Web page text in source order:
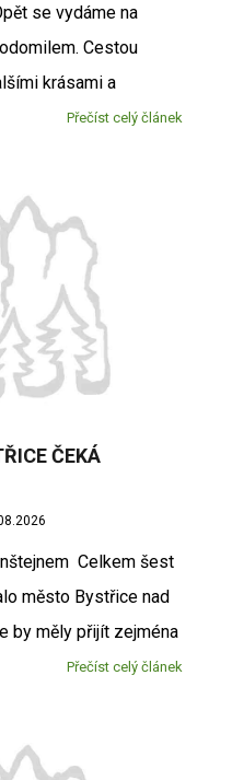
se vydáme na
Cestou
krásami a
Přečíst celý článek
ČEKÁ
Celkem šest
město Bystřice nad
by měly přijít zejména
Přečíst celý článek